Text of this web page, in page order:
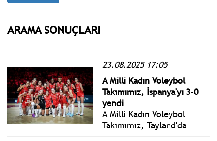
ARAMA SONUÇLARI
23.08.2025 17:05
A Milli Kadın Voleybol
Takımımız, İspanya'yı 3-0
yendi
A Milli Kadın Voleybol
Takımımız, Tayland'da